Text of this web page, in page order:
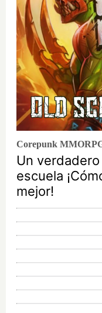
Corepunk
Un
escuela
mejor!